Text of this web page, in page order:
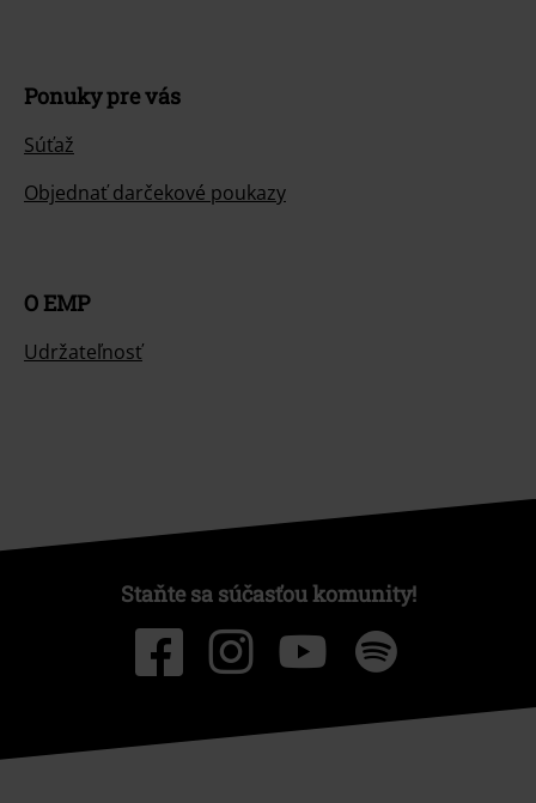
Ponuky pre vás
Súťaž
Objednať darčekové poukazy
O EMP
Udržateľnosť
Staňte sa súčasťou komunity!